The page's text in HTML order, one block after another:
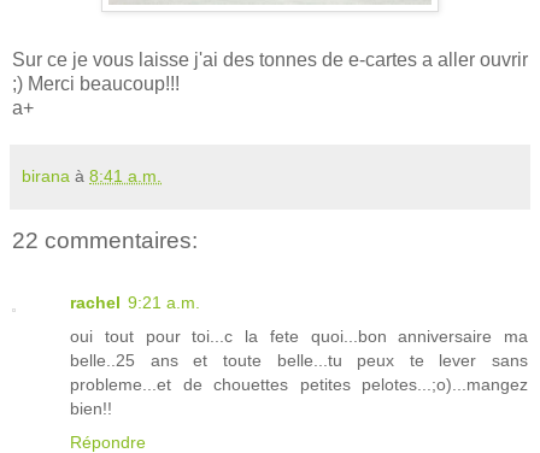
Sur ce je vous laisse j'ai des tonnes de e-cartes a aller ouvrir
;) Merci beaucoup!!!
a+
birana à 8:41 a.m.
22 commentaires:
rachel 9:21 a.m.
oui tout pour toi...c la fete quoi...bon anniversaire ma
belle..25 ans et toute belle...tu peux te lever sans
probleme...et de chouettes petites pelotes...;o)...mangez
bien!!
Répondre